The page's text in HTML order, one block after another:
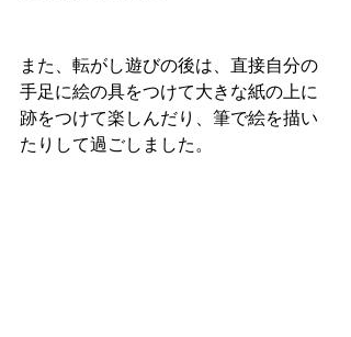
また、転がし遊びの後は、直接自分の
手足に絵の具をつけて大きな紙の上に
跡をつけて楽しんだり、筆で絵を描い
たりして過ごしました。